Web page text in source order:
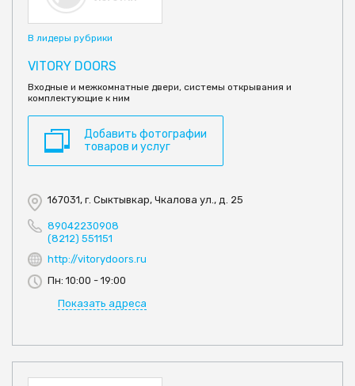
В лидеры рубрики
VITORY DOORS
Входные и межкомнатные двери, системы открывания и
комплектующие к ним
Добавить фотографии
товаров и услуг
167031, г. Сыктывкар, Чкалова ул., д. 25
89042230908
(8212) 551151
http://vitorydoors.ru
Пн: 10:00 - 19:00
Показать адреса